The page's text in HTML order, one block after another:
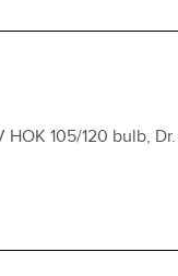
HOK 105/120 bulb,